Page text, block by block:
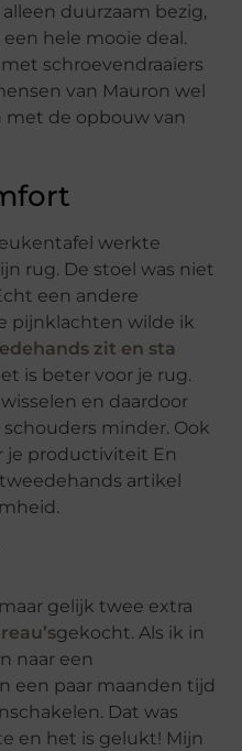
duurzaam bezig,
hele mooie deal.
schroevendraaiers
van Mauron wel
met de opbouw van
werkte
rug. De stoel was niet
een andere
pijnklachten wilde ik
zit en sta
is beter voor je rug.
en daardoor
minder. Ook
je productiviteit En
artikel
gelijk twee extra
gekocht. Als ik in
naar een
een paar maanden tijd
Dat was
en het is gelukt! Mijn